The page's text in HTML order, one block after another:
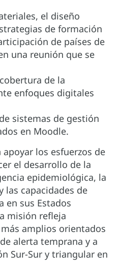
el diseño
de formación
de países de
una reunión que se
de la
enfoques digitales
sistemas de gestión
en Moodle.
los esfuerzos de
el desarrollo de la
epidemiológica, la
las capacidades de
en sus Estados
misión refleja
amplios orientados
alerta temprana y a
Sur-Sur y triangular en